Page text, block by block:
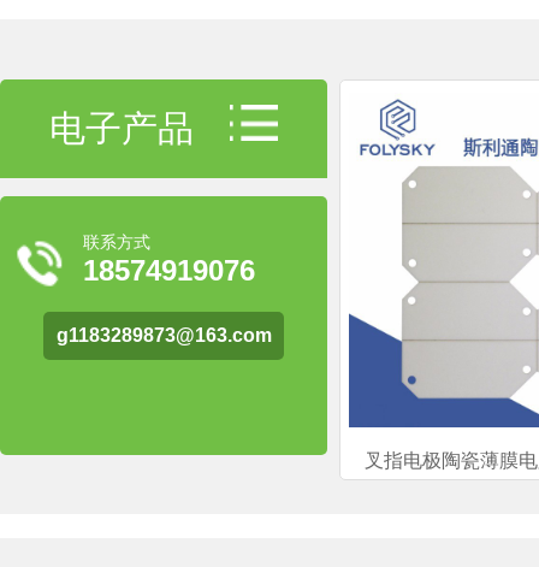
电子产品
联系方式
18574919076
g1183289873@163.com